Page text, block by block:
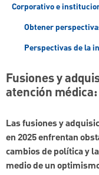
Corporativo e
Obtener
Perspectivas de la
Fusiones y
atención
Las fusiones y
en 2025 enfrentan
cambios de política y
medio de un